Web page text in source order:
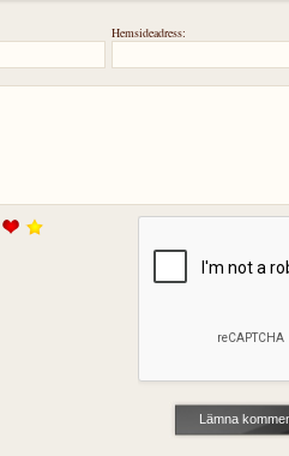
Hemsideadress: